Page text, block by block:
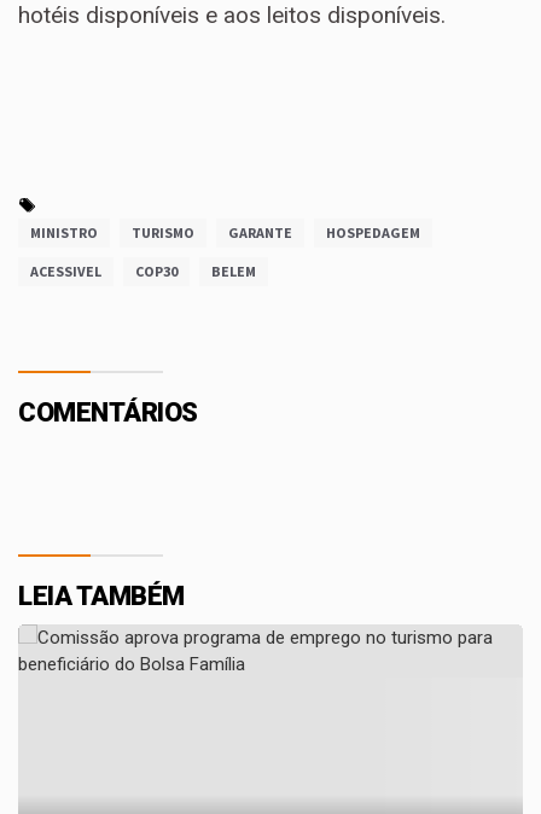
hotéis disponíveis e aos leitos disponíveis.
MINISTRO TURISMO GARANTE HOSPEDAGEM
ACESSIVEL COP30 BELEM
COMENTÁRIOS
LEIA TAMBÉM